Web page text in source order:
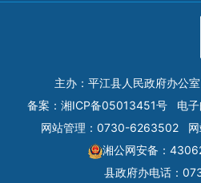
主办：平江县人民政府办公室
备案： 湘ICP备05013451号 电子
网站管理：0730-6263502
湘公网安备：
县政府办电话：